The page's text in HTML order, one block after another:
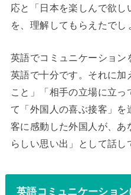
応と「日本を楽しんで欲し
を、理解してもらえたでし
英語でコミュニケーション
英語で十分です。それに加
こと」「相手の立場に立
て「外国人の喜ぶ接客」
客に感動した外国人が、
らしい思い出」として話し
英語コミュニケーショ